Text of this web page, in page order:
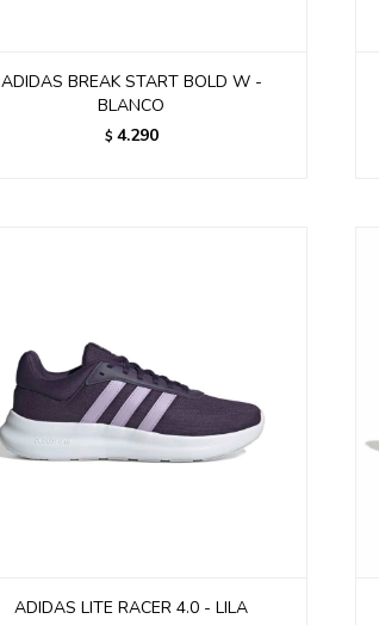
ADIDAS BREAK START BOLD W -
BLANCO
$ 4.290
ADIDAS LITE RACER 4.0 - LILA